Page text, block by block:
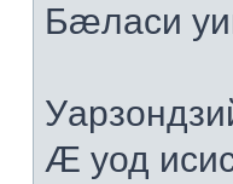
Бæласи
Æ уод